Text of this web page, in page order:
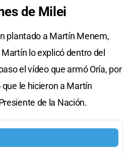
de Milei
plantado a Martín Menem,
lo explicó dentro del
el vídeo que armó Oría, por
le hicieron a Martín
de la Nación.